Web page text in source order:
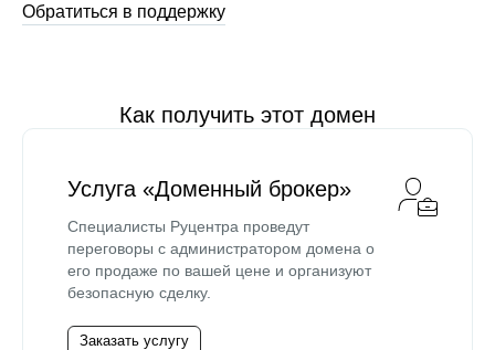
Обратиться в поддержку
Как получить этот домен
Услуга «Доменный брокер»
Специалисты Руцентра проведут
переговоры с администратором домена о
его продаже по вашей цене и организуют
безопасную сделку.
Заказать услугу